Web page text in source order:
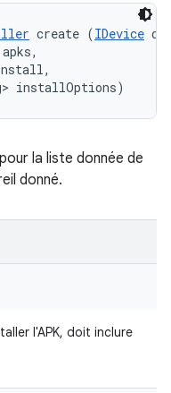
create (IDevice
installOptions)
pour la liste donnée de
donné.
l'APK, doit inclure